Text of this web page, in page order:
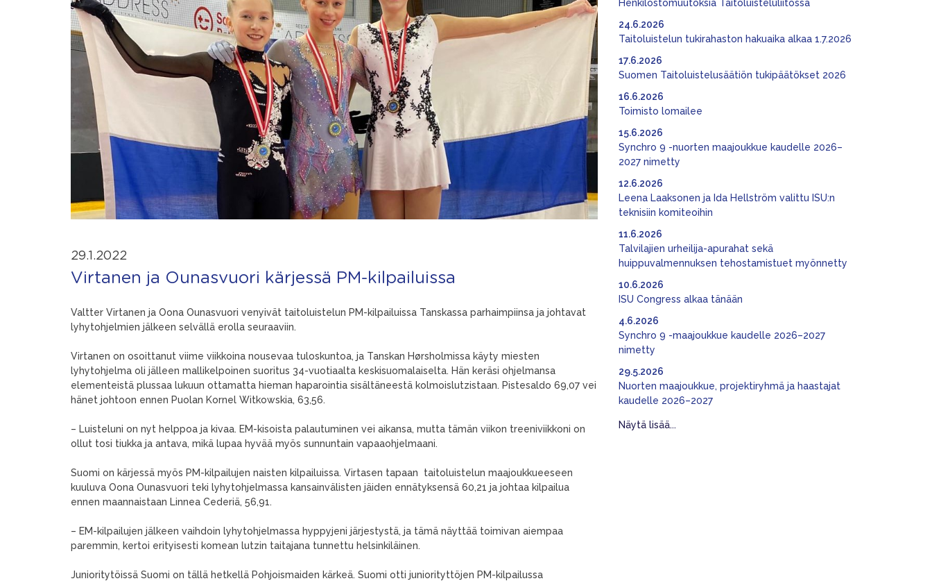
29.1.2022
Virtanen ja Ounasvuori kärjessä PM-kilpailuissa
Valtter Virtanen ja Oona Ounasvuori venyivät taitoluistelun PM-kilpailuissa Tanskassa parhaimpiinsa ja johtavat
lyhytohjelmien jälkeen selvällä erolla seuraaviin.
Virtanen on osoittanut viime viikkoina nousevaa tuloskuntoa, ja Tanskan Hørsholmissa käyty miesten
lyhytohjelma oli jälleen mallikelpoinen suoritus 34-vuotiaalta keskisuomalaiselta. Hän keräsi ohjelmansa
elementeistä plussaa lukuun ottamatta hieman haparointia sisältäneestä kolmoislutzistaan. Pistesaldo 69,07 vei
hänet johtoon ennen Puolan Kornel Witkowskia, 63,56.
– Luisteluni on nyt helppoa ja kivaa. EM-kisoista palautuminen vei aikansa, mutta tämän viikon treeniviikkoni on
ollut tosi tiukka ja antava, mikä lupaa hyvää myös sunnuntain vapaaohjelmaani.
Suomi on kärjessä myös PM-kilpailujen naisten kilpailuissa. Virtasen tapaan taitoluistelun maajoukkueeseen
kuuluva Oona Ounasvuori teki lyhytohjelmassa kansainvälisten jäiden ennätyksensä 60,21 ja johtaa kilpailua
ennen maannaistaan Linnea Cederiä, 56,91.
– EM-kilpailujen jälkeen vaihdoin lyhytohjelmassa hyppyjeni järjestystä, ja tämä näyttää toimivan aiempaa
paremmin, kertoi erityisesti komean lutzin taitajana tunnettu helsinkiläinen.
Junioritytöissä Suomi on tällä hetkellä Pohjoismaiden kärkeä. Suomi otti juniorityttöjen PM-kilpailussa
Henkilöstömuutoksia Taitoluisteluliitossa
Taitoluistelun tukirahaston hakuaika alkaa 1.7.2026
24.6.2026
Suomen Taitoluistelusäätiön tukipäätökset 2026
17.6.2026
Toimisto lomailee
16.6.2026
Synchro 9 -nuorten maajoukkue kaudelle 2026–
2027 nimetty
15.6.2026
Leena Laaksonen ja Ida Hellström valittu ISU:n
teknisiin komiteoihin
12.6.2026
Talvilajien urheilija-apurahat sekä
huippuvalmennuksen tehostamistuet myönnetty
11.6.2026
ISU Congress alkaa tänään
10.6.2026
Synchro 9 -maajoukkue kaudelle 2026–2027
nimetty
4.6.2026
Nuorten maajoukkue, projektiryhmä ja haastajat
kaudelle 2026–2027
29.5.2026
Näytä lisää...